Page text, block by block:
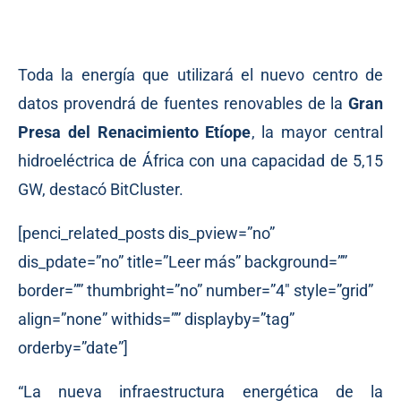
Toda la energía que utilizará el nuevo centro de
datos provendrá de fuentes renovables de la Gran
Presa del Renacimiento Etíope, la mayor central
hidroeléctrica de África con una capacidad de 5,15
GW, destacó BitCluster.
[penci_related_posts dis_pview=”no”
dis_pdate=”no” title=”Leer más” background=””
border=”” thumbright=”no” number=”4″ style=”grid”
align=”none” withids=”” displayby=”tag”
orderby=”date”]
“La nueva infraestructura energética de la